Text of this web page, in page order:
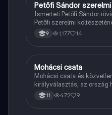
Magyar
Petőfi Sándor
Ismerteti Petőfi Sándor
Petőfi szerelmi
vereseinek ihletőit és külön
költészetére.
9 1,177 14
Töri
Mohácsi csata
Mohácsi csata és
királyválasztás, az ország
11 472 9